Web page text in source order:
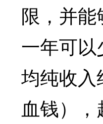
限，并
一年可
均纯收
血钱）